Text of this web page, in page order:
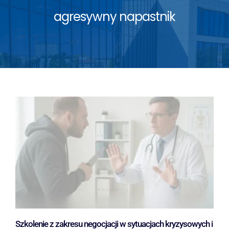
Kursy medyczne
agresywny napastnik
Szkolenie z zakresu negocjacji w sytuacjach kryzysowych i